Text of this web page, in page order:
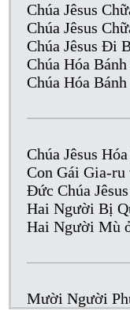
Chúa Jêsus
Chúa Jêsus
Chúa Jêsus Đi
Chúa Hóa
Chúa Hóa
Chúa Jêsus
Con Gái Gia-
Đức Chúa
Hai Người Bị
Hai Người Mù
Mười Người